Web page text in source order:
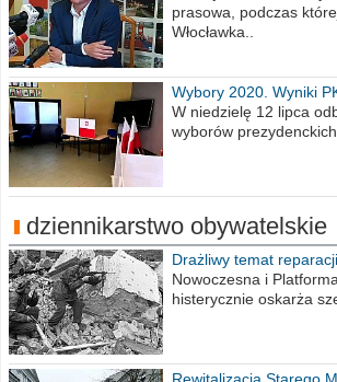
prasowa, podczas
Włocławka..
Wybory 2020. Wyniki
procent obwodów
W niedzielę 12 lipca
wyborów
dziennikarstwo obywatelskie
Drażliwy temat
Nowoczesna i
histerycznie oskarża